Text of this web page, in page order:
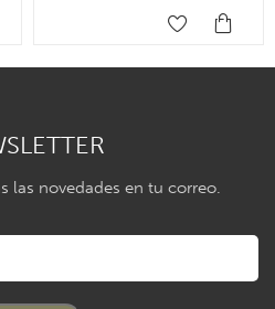
las novedades en tu correo.